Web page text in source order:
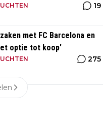
19
met FC Barcelona en
optie tot koop'
275